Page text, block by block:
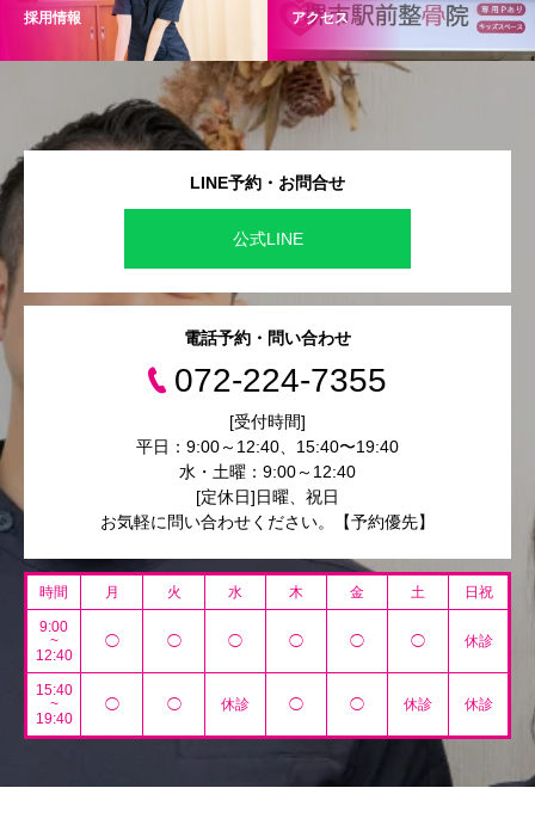
採用情報 アクセス
LINE予約・お問合せ
公式LINE
電話予約・問い合わせ
072-224-7355
[受付時間]
平日：9:00～12:40、15:40〜19:40
水・土曜：9:00～12:40
[定休日]日曜、祝日
お気軽に問い合わせください。【予約優先】
時間 月 火 水 木 金 土 日祝
9:00
~
12:40
◯ ◯ ◯ ◯ ◯ ◯ 休診
15:40
~
19:40
◯ ◯ 休診 ◯ ◯ 休診 休診